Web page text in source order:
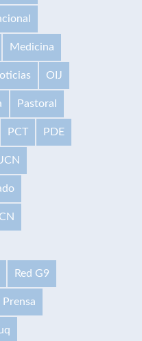
Medicina
OIJ
Pastoral
PCT PDE
Red G9
Prensa